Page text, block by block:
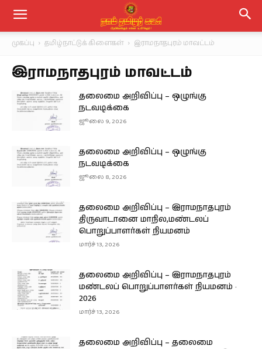
முகப்பு தமிழ்நாட்டுக் கிளைகள் இராமநாதபுரம் மாவட்டம்
இராமநாதபுரம் மாவட்டம்
தலைமை அறிவிப்பு – ஒழுங்கு
நடவடிக்கை
ஜூலை 9, 2026
தலைமை அறிவிப்பு – ஒழுங்கு
நடவடிக்கை
ஜூலை 8, 2026
தலைமை அறிவிப்பு – இராமநாதபுரம்
திருவாடானை மாநில,மண்டலப்
பொறுப்பாளர்கள் நியமனம்
மார்ச் 13, 2026
தலைமை அறிவிப்பு – இராமநாதபுரம்
மண்டலப் பொறுப்பாளர்கள் நியமனம் ·
2026
மார்ச் 13, 2026
தலைமை அறிவிப்பு – தலைமை